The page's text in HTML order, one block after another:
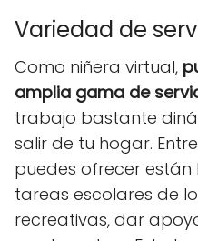
Variedad de
Como niñera virtual,
amplia gama de
trabajo bastante
salir de tu hogar.
puedes ofrecer
tareas escolares de
recreativas, dar